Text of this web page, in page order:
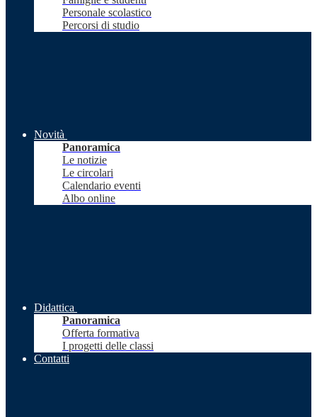
Personale scolastico
Percorsi di studio
Novità
Panoramica
Le notizie
Le circolari
Calendario eventi
Albo online
Didattica
Panoramica
Offerta formativa
I progetti delle classi
Contatti